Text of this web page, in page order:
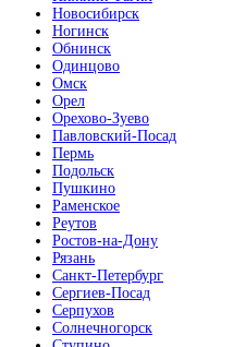
Новосибирск
Ногинск
Обнинск
Одинцово
Омск
Орел
Орехово-Зуево
Павловский-Посад
Пермь
Подольск
Пушкино
Раменское
Реутов
Ростов-на-Дону
Рязань
Санкт-Петербург
Сергиев-Посад
Серпухов
Солнечногорск